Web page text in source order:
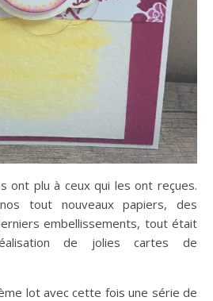
ont plu à ceux qui les ont reçues.
tout nouveaux papiers, des
embellissements, tout était
de jolies cartes de
lot avec cette fois une série de